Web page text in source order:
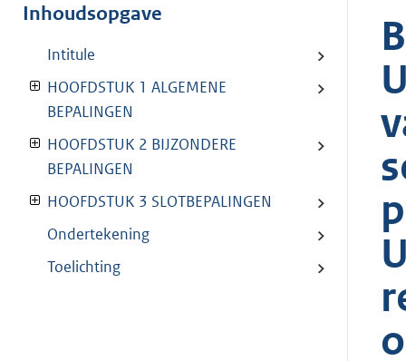
Inhoudsopgave
Intitule
HOOFDSTUK 1 ALGEMENE
BEPALINGEN
HOOFDSTUK 2 BIJZONDERE
BEPALINGEN
HOOFDSTUK 3 SLOTBEPALINGEN
Ondertekening
Toelichting